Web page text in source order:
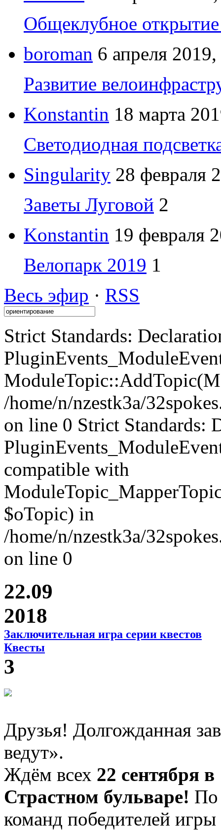
Общеклубное открытие
boroman 6 апреля
Развитие
Konstantin 18 марта
Светодиодная
Singularity 28 февраля
Заветы Луговой 2
Konstantin 19 февраля
Велопарк 2019 1
Весь эфир · RSS
Strict Standards:
/home/n/nzestk3a/
on line 0 Strict Standards:
compatible with
$oTopic) in
/home/n/nzestk3a/
on line 0
22.09
2018
Заключительная игра серии квестов
Квесты
3
Друзья! Долгожданная
ведут».
Ждём всех 22 сентября
Страстном бульваре! По
команд победителей